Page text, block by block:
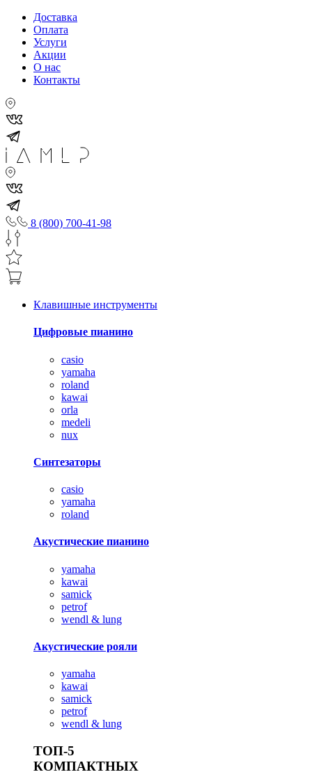
Доставка
Оплата
Услуги
Акции
О нас
Контакты
8 (800) 700-41-98
Клавишные инструменты
Цифровые пианино
casio
yamaha
roland
kawai
orla
medeli
nux
Синтезаторы
casio
yamaha
roland
Акустические пианино
yamaha
kawai
samick
petrof
wendl & lung
Акустические рояли
yamaha
kawai
samick
petrof
wendl & lung
ТОП-5
КОМПАКТНЫХ